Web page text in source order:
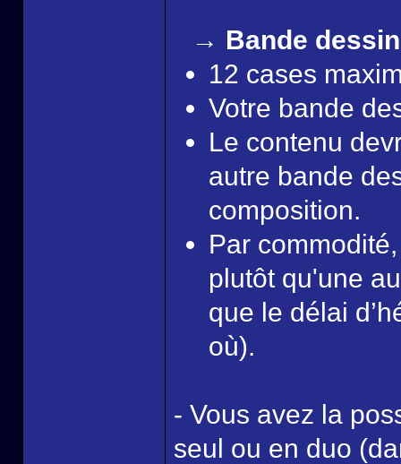
→ Bande
12 cases
Votre bande
Le contenu
autre bande
composition.
Par
plutôt qu'une
que le délai
où).
- Vous avez la
seul ou en duo